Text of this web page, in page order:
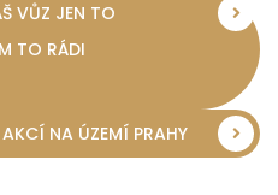
VŮZ JEN TO
TO RÁDI
AKCÍ NA ÚZEMÍ PRAHY